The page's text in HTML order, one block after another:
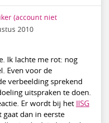
(account niet
2010
Ik lachte me rot: nog
Even voor de
verbeelding sprekend
uitspraken te doen.
Er wordt bij het IISG
dan in eerste